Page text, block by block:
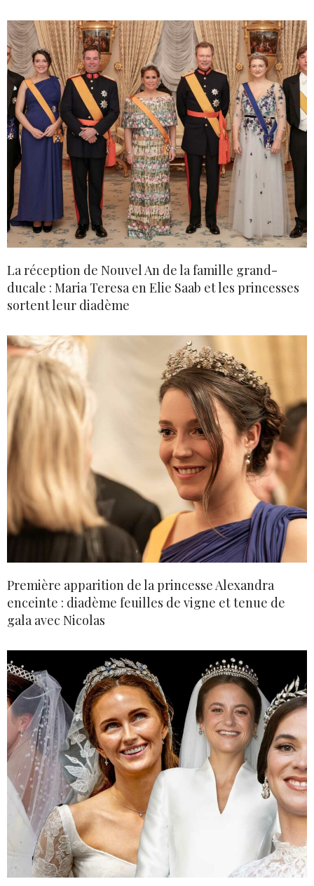
La réception de Nouvel An de la famille grand-
ducale : Maria Teresa en Elie Saab et les princesses
sortent leur diadème
Première apparition de la princesse Alexandra
enceinte : diadème feuilles de vigne et tenue de
gala avec Nicolas